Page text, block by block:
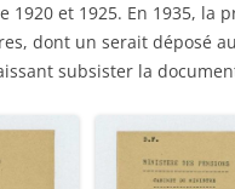
et 1925. En 1935, la
dont un serait déposé
subsister la